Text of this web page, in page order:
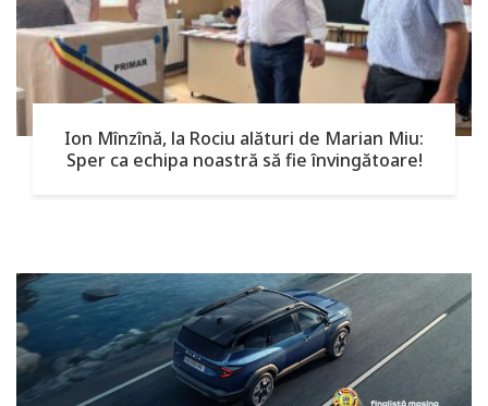
Ion Mînzînă, la Rociu alături de Marian Miu:
Sper ca echipa noastră să fie învingătoare!